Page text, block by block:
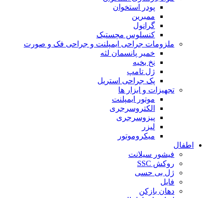
پودر استخوان
ممبرین
گرانول
کنسلوس مچستیک
ملزومات جراحی ایمپلنت و جراحی فک و صورت
خمیر پانسمان لثه
نخ بخیه
ژل تامپ
پک جراحی استریل
تجهیزات و ابزار ها
موتور ایمپلنت
الکتروسرجری
پیزوسرجری
لیزر
میکروموتور
اطفال
فیشور سیلانت
روکش SSC
ژل بی حسی
فایل
دهان بازکن